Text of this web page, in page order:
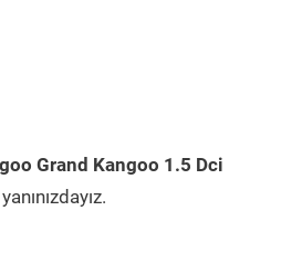
Grand Kangoo 1.5 Dci